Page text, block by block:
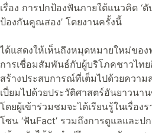
เรื่อง การปกป้องฟันภายใต้แนวคิด ‘
ป้องกันคูณสอง’ โดยงานครั้งนี้
ได้แสดงให้เห็นถึงหมุดหมายใหม่ขอ
การเชื่อมสัมพันธ์กับผู้บริโภคชาวไท
สร้างประสบการณ์ที่เต็มไปด้วยควา
เปี่ยมไปด้วยประวัติศาสตร์อันยาวนา
โดยผู้เข้าร่วมชมจะได้เรียนรู้ในเรื่อง
โซน ‘ฟันFact’ รวมถึงการดูแลและป